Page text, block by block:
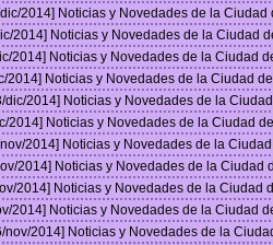
2014] Noticias y Novedades de la
2014] Noticias y Novedades de la Ciudad
2014] Noticias y Novedades de la Ciudad
2014] Noticias y Novedades de la Ciudad
dic/2014] Noticias y Novedades de la
2014] Noticias y Novedades de la Ciudad
2014] Noticias y Novedades de la
2014] Noticias y Novedades de la Ciudad
2014] Noticias y Novedades de la Ciudad
2014] Noticias y Novedades de la Ciudad
nov/2014] Noticias y Novedades de la